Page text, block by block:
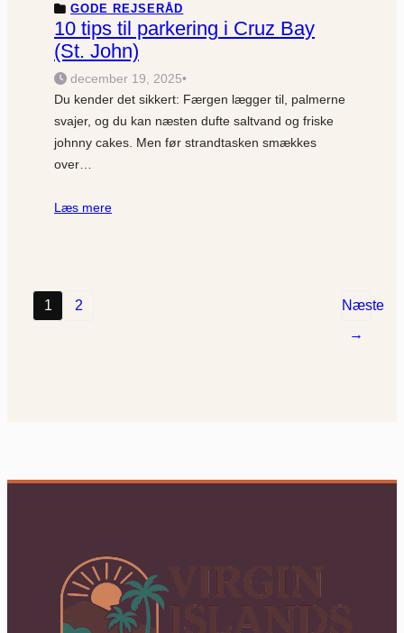
GODE REJSERÅD
10 tips til parkering i Cruz Bay
(St. John)
december 19, 2025•
Du kender det sikkert: Færgen lægger til, palmerne
svajer, og du kan næsten dufte saltvand og friske
johnny cakes. Men før strandtasken smækkes
over…
Læs mere
1 2
Næste
→